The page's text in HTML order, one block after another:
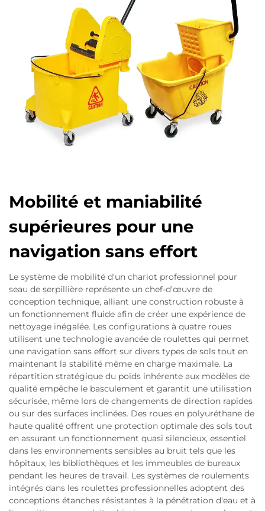
Mobilité et maniabilité
supérieures pour une
navigation sans effort
Le système de mobilité d'un chariot professionnel pour
seau de serpillière représente un chef-d'œuvre de
conception technique, alliant une construction robuste à
un fonctionnement fluide afin de créer une expérience de
nettoyage inégalée. Les configurations à quatre roues
utilisent une technologie avancée de roulettes qui permet
une navigation sans effort sur divers types de sols tout en
maintenant la stabilité même en charge maximale. La
répartition stratégique du poids inhérente aux modèles de
qualité empêche le basculement et garantit une utilisation
sécurisée, même lors de changements de direction rapides
ou sur des surfaces inclinées. Des roues en polyuréthane de
haute qualité offrent une protection optimale des sols tout
en assurant un fonctionnement quasi silencieux, essentiel
dans les environnements sensibles au bruit tels que les
hôpitaux, les bibliothèques et les immeubles de bureaux
pendant les heures de travail. Les systèmes de roulements
intégrés dans les roulettes professionnelles adoptent des
conceptions étanches résistantes à la pénétration d'eau et à